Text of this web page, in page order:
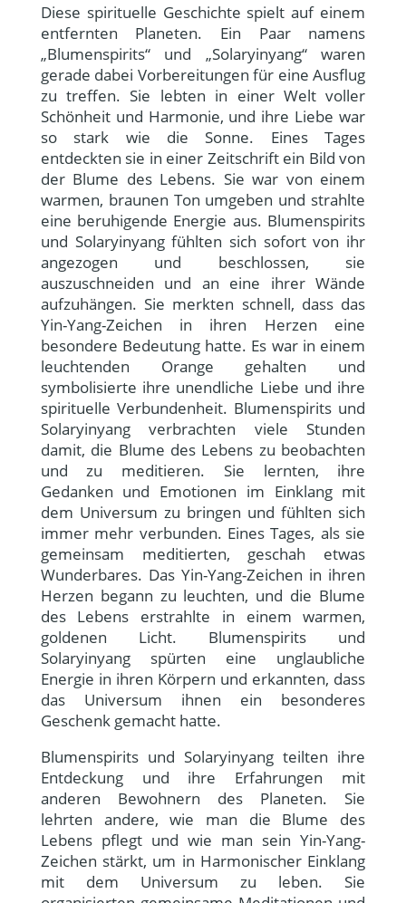
Diese spirituelle Geschichte spielt auf einem
entfernten Planeten. Ein Paar namens
„Blumenspirits“ und „Solaryinyang“ waren
gerade dabei Vorbereitungen für eine Ausflug
zu treffen. Sie lebten in einer Welt voller
Schönheit und Harmonie, und ihre Liebe war
so stark wie die Sonne. Eines Tages
entdeckten sie in einer Zeitschrift ein Bild von
der Blume des Lebens. Sie war von einem
warmen, braunen Ton umgeben und strahlte
eine beruhigende Energie aus. Blumenspirits
und Solaryinyang fühlten sich sofort von ihr
angezogen und beschlossen, sie
auszuschneiden und an eine ihrer Wände
aufzuhängen. Sie merkten schnell, dass das
Yin-Yang-Zeichen in ihren Herzen eine
besondere Bedeutung hatte. Es war in einem
leuchtenden Orange gehalten und
symbolisierte ihre unendliche Liebe und ihre
spirituelle Verbundenheit. Blumenspirits und
Solaryinyang verbrachten viele Stunden
damit, die Blume des Lebens zu beobachten
und zu meditieren. Sie lernten, ihre
Gedanken und Emotionen im Einklang mit
dem Universum zu bringen und fühlten sich
immer mehr verbunden. Eines Tages, als sie
gemeinsam meditierten, geschah etwas
Wunderbares. Das Yin-Yang-Zeichen in ihren
Herzen begann zu leuchten, und die Blume
des Lebens erstrahlte in einem warmen,
goldenen Licht. Blumenspirits und
Solaryinyang spürten eine unglaubliche
Energie in ihren Körpern und erkannten, dass
das Universum ihnen ein besonderes
Geschenk gemacht hatte.
Blumenspirits und Solaryinyang teilten ihre
Entdeckung und ihre Erfahrungen mit
anderen Bewohnern des Planeten. Sie
lehrten andere, wie man die Blume des
Lebens pflegt und wie man sein Yin-Yang-
Zeichen stärkt, um in Harmonischer Einklang
mit dem Universum zu leben. Sie